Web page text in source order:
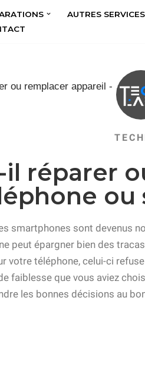
AUTRES SERVICES
il réparer
ou
smartphones sont devenus
peut épargner bien des
votre téléphone, celui-ci
faiblesse que vous aviez
les bonnes décisions au